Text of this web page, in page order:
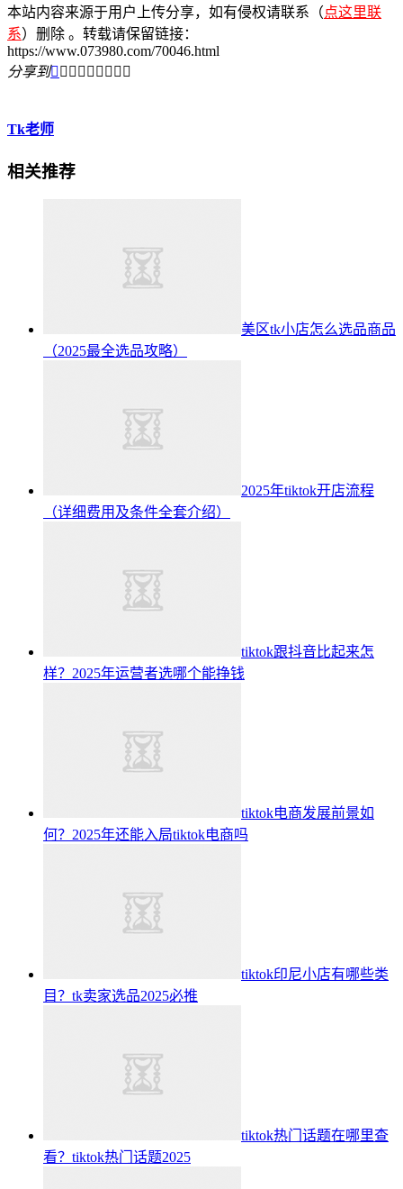
本站内容来源于用户上传分享，如有侵权请联系（点这里联
系）删除 。转载请保留链接：
https://www.073980.com/70046.html
分享到        
Tk老师
相关推荐
美区tk小店怎么选品商品
（2025最全选品攻略）
2025年tiktok开店流程
（详细费用及条件全套介绍）
tiktok跟抖音比起来怎
样？2025年运营者选哪个能挣钱
tiktok电商发展前景如
何？2025年还能入局tiktok电商吗
tiktok印尼小店有哪些类
目？tk卖家选品2025必推
tiktok热门话题在哪里查
看？tiktok热门话题2025